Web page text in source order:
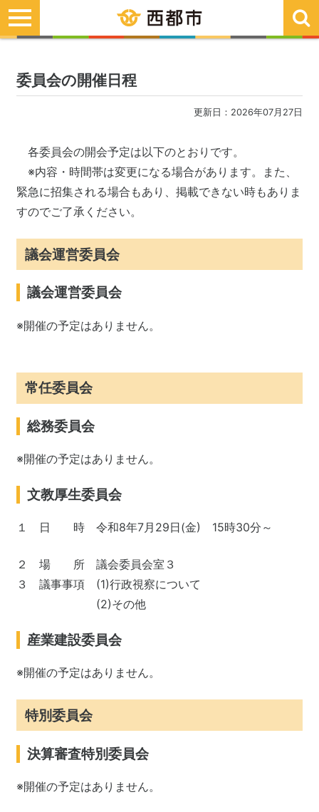
toggle
navigation
委員会の開催日程
更新日：2026年07月27日
各委員会の開会予定は以下のとおりです。
※内容・時間帯は変更になる場合があります。 また 、
緊急に招集される場合もあり、掲載できない時もありま
すのでご了承ください。
議会運営委員会
議会運営委員会
※開催の予定はありません。
常任委員会
総務委員会
※開催の予定はありません。
文教厚生委員会
１ 日 時 令和8年7月29日(金) 15時30分～
２ 場 所 議会委員会室３
３ 議事事項 (1)行政視察について
(2)その他
産業建設委員会
※開催の予定はありません。
特別委員会
決算審査特別委員会
※開催の予定はありません。